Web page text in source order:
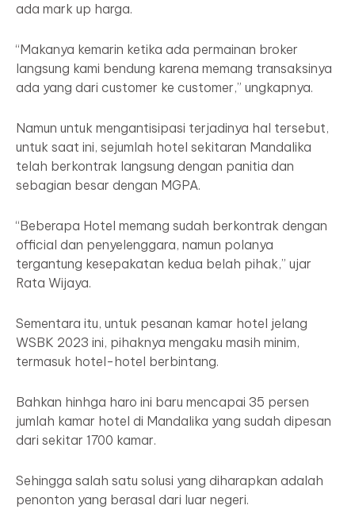
ada mark up harga.
“Makanya kemarin ketika ada permainan broker
langsung kami bendung karena memang transaksinya
ada yang dari customer ke customer,” ungkapnya.
Namun untuk mengantisipasi terjadinya hal tersebut,
untuk saat ini, sejumlah hotel sekitaran Mandalika
telah berkontrak langsung dengan panitia dan
sebagian besar dengan MGPA.
“Beberapa Hotel memang sudah berkontrak dengan
official dan penyelenggara, namun polanya
tergantung kesepakatan kedua belah pihak,” ujar
Rata Wijaya.
Sementara itu, untuk pesanan kamar hotel jelang
WSBK 2023 ini, pihaknya mengaku masih minim,
termasuk hotel-hotel berbintang.
Bahkan hinhga haro ini baru mencapai 35 persen
jumlah kamar hotel di Mandalika yang sudah dipesan
dari sekitar 1700 kamar.
Sehingga salah satu solusi yang diharapkan adalah
penonton yang berasal dari luar negeri.